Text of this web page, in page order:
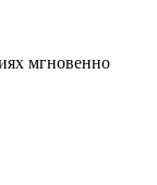
мгновенно